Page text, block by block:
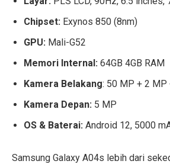
Chipset: Exynos 850 (8nm)
GPU: Mali-G52
Memori Internal: 64GB 4GB RAM
Kamera Belakang: 50 MP + 2 MP
Kamera Depan: 5 MP
OS & Baterai: Android 12, 5000
Samsung Galaxy A04s lebih dari